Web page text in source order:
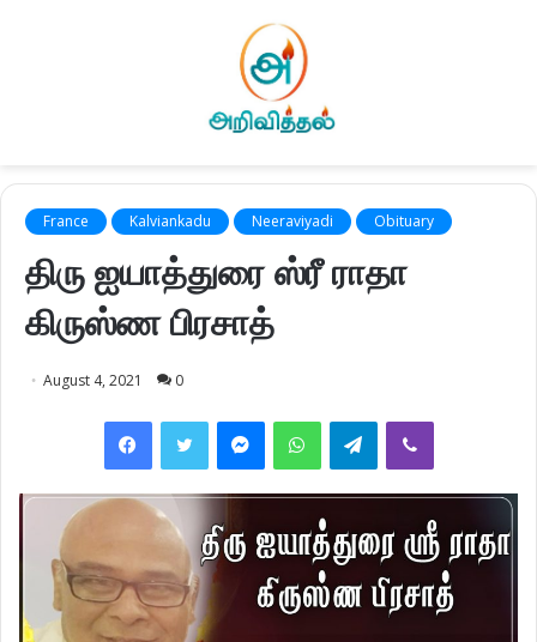
France Kalviankadu Neeraviyadi Obituary
திரு ஐயாத்துரை ஸ்ரீ ராதா
கிருஸ்ண பிரசாத்
August 4, 2021 0
FacebookTwitter MessengerWhatsAppTelegramViber